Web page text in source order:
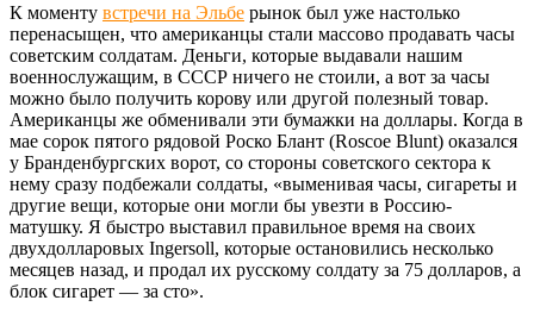
К моменту встречи на Эльбе рынок был уже настолько
перенасыщен, что американцы стали массово продавать часы
советским солдатам. Деньги, которые выдавали нашим
военнослужащим, в СССР ничего не стоили, а вот за часы
можно было получить корову или другой полезный товар.
Американцы же обменивали эти бумажки на доллары. Когда в
мае сорок пятого рядовой Роско Блант (Roscoe Blunt) оказался
у Бранденбургских ворот, со стороны советского сектора к
нему сразу подбежали солдаты, «выменивая часы, сигареты и
другие вещи, которые они могли бы увезти в Россию-
матушку. Я быстро выставил правильное время на своих
двухдолларовых Ingersoll, которые остановились несколько
месяцев назад, и продал их русскому солдату за 75 долларов, а
блок сигарет — за сто».